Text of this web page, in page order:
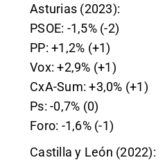
Asturias (2023):
PSOE: -1,5% (-2)
PP: +1,2% (+1)
Vox: +2,9% (+1)
CxA-Sum: +3,0% (+1)
Ps: -0,7% (0)
Foro: -1,6% (-1)
Castilla y León (2022):